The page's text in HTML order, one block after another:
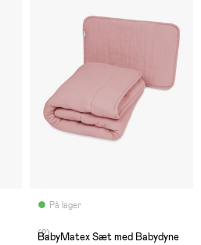
På lager
(2)
BabyMatex Sæt med Babydyne